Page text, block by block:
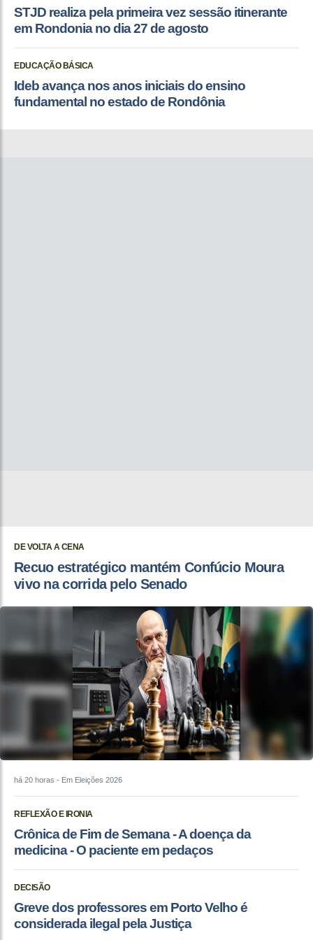
STJD realiza pela primeira vez sessão itinerante
em Rondonia no dia 27 de agosto
EDUCAÇÃO BÁSICA
Ideb avança nos anos iniciais do ensino
fundamental no estado de Rondônia
DE VOLTA A CENA
Recuo estratégico mantém Confúcio Moura
vivo na corrida pelo Senado
há 20 horas - Em Eleições 2026
REFLEXÃO E IRONIA
Crônica de Fim de Semana - A doença da
medicina - O paciente em pedaços
DECISÃO
Greve dos professores em Porto Velho é
considerada ilegal pela Justiça